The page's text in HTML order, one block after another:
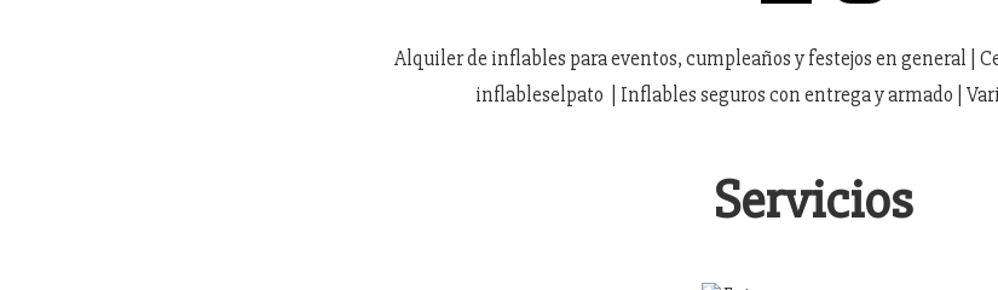
Alquiler de inflables para eventos, cumpleaños y festejos en general |
inflableselpato | Inflables seguros con entrega y armado |
Servicios